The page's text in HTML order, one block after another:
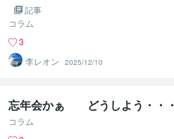
記事
コラム
3
李レオン
2025/12/10
忘年会かぁ どうしよう・・・
コラム